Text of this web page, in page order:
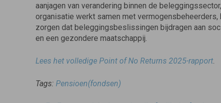
aanjagen van verandering binnen de
organisatie werkt samen met
zorgen dat beleggingsbeslissingen bijdragen aan
en een gezondere maatschappij.
Lees het volledige Point of No Returns 2025-rapport.
Tags: Pensioen(fondsen)